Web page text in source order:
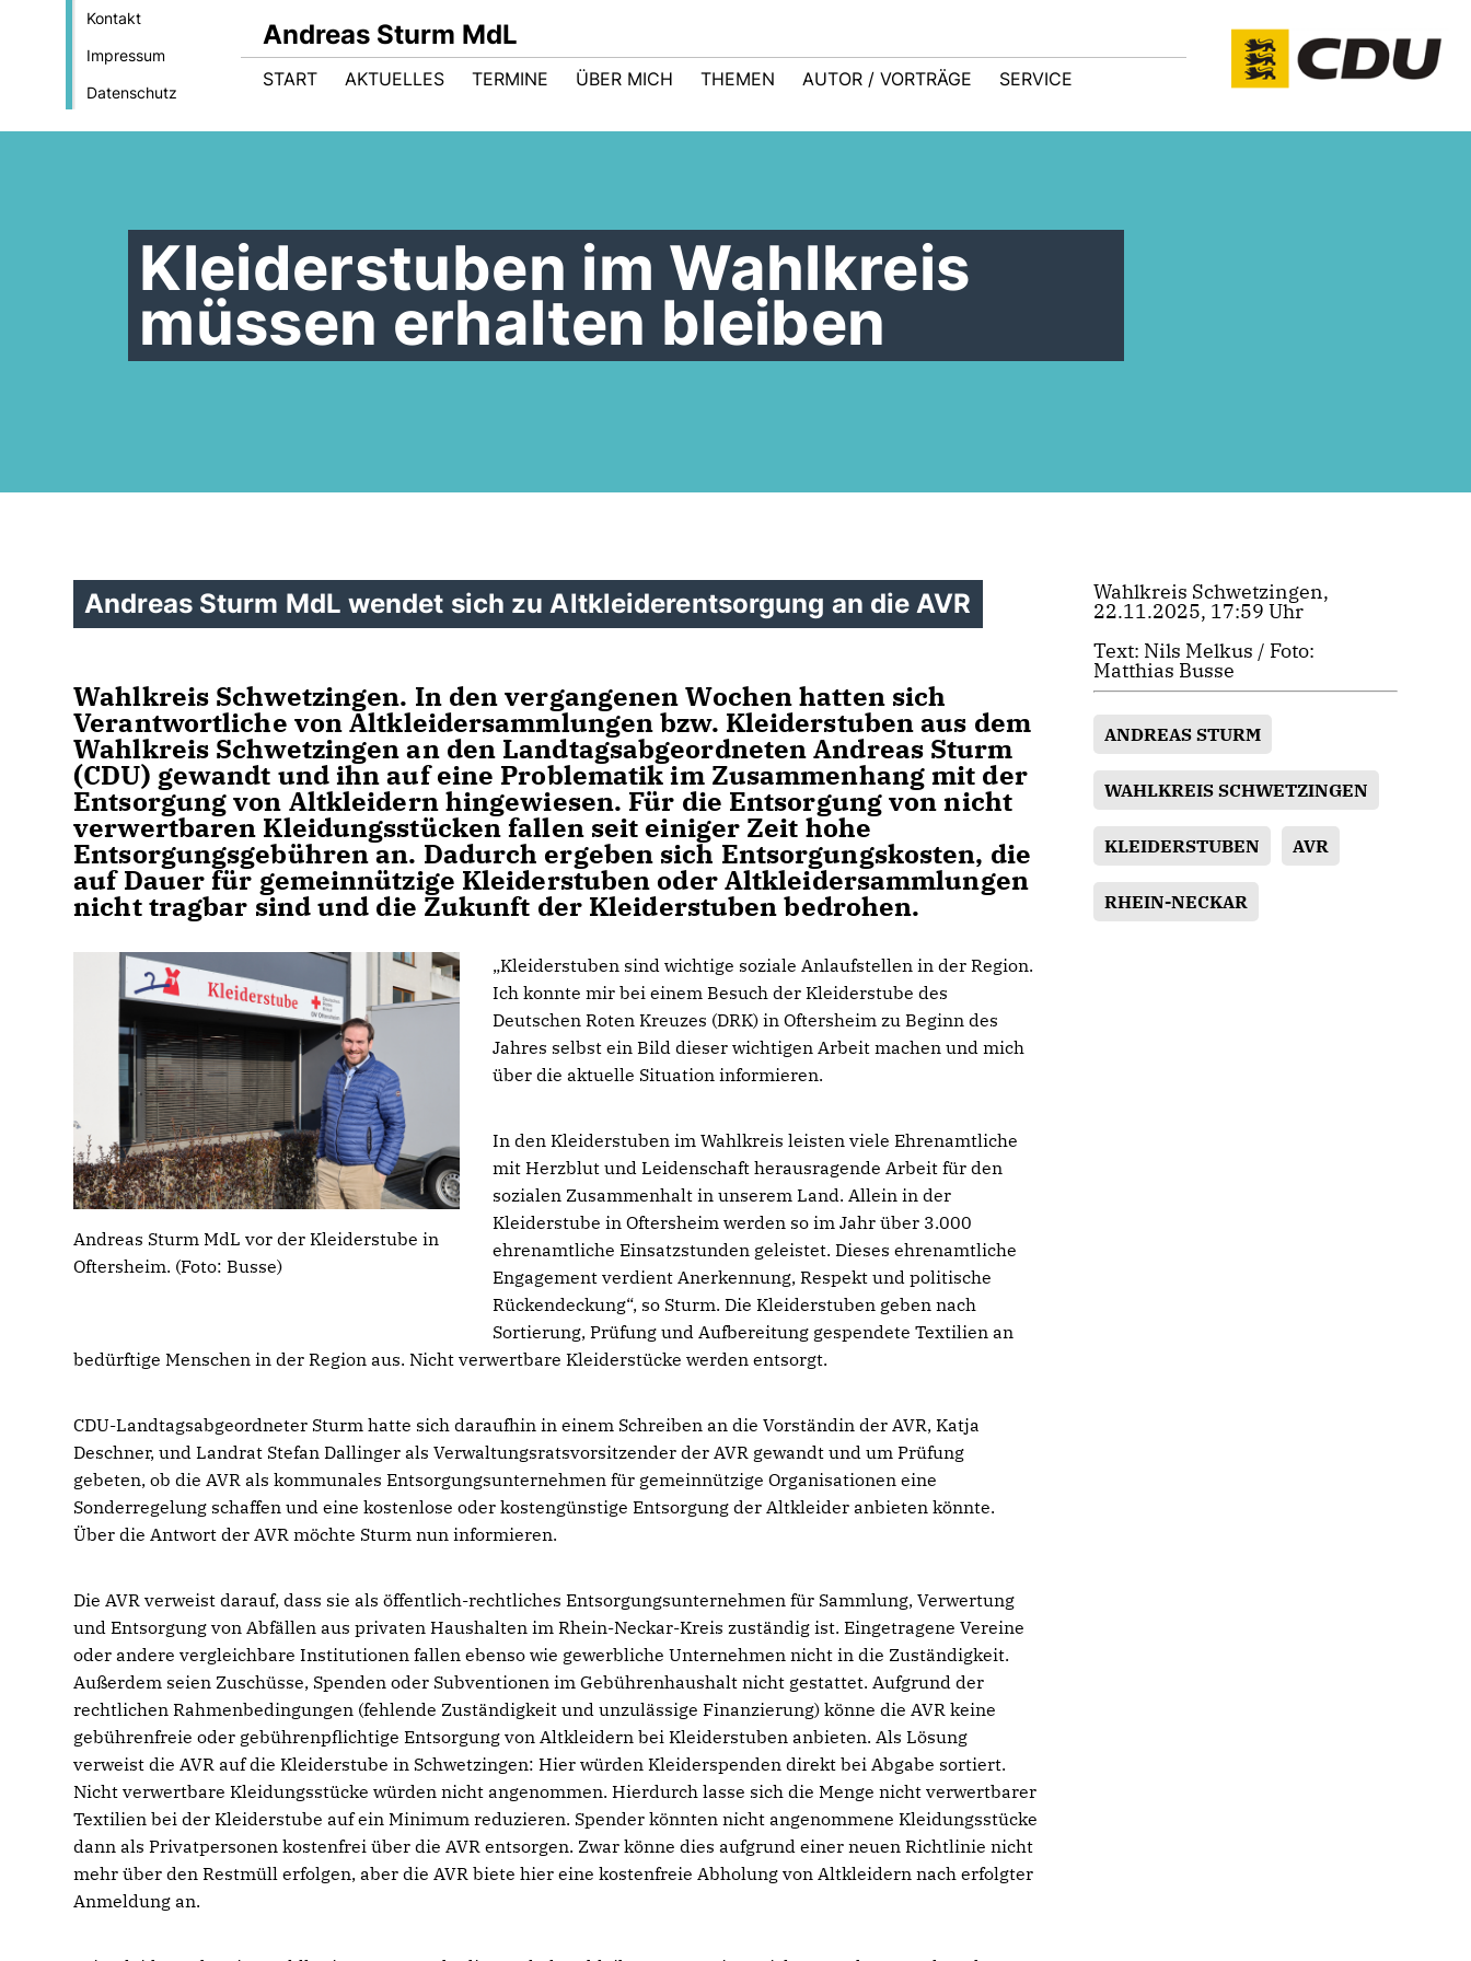
Kontakt
Impressum
Datenschutz
Andreas Sturm MdL
START AKTUELLES TERMINE ÜBER MICH THEMEN AUTOR / VORTRÄGE SERVICE
Kleiderstuben im Wahlkreis
müssen erhalten bleiben
Andreas Sturm MdL wendet sich zu Altkleiderentsorgung an die AVR
Wahlkreis Schwetzingen. In den vergangenen Wochen hatten sich
Verantwortliche von Altkleidersammlungen bzw. Kleiderstuben aus dem
Wahlkreis Schwetzingen an den Landtagsabgeordneten Andreas Sturm
(CDU) gewandt und ihn auf eine Problematik im Zusammenhang mit der
Entsorgung von Altkleidern hingewiesen. Für die Entsorgung von nicht
verwertbaren Kleidungsstücken fallen seit einiger Zeit hohe
Entsorgungsgebühren an. Dadurch ergeben sich Entsorgungskosten, die
auf Dauer für gemeinnützige Kleiderstuben oder Altkleidersammlungen
nicht tragbar sind und die Zukunft der Kleiderstuben bedrohen.
Andreas Sturm MdL vor der Kleiderstube in
Oftersheim. (Foto: Busse)
Kleiderstuben sind wichtige soziale Anlaufstellen in der Region.
Ich konnte mir bei einem Besuch der Kleiderstube des
Deutschen Roten Kreuzes (DRK) in Oftersheim zu Beginn des
Jahres selbst ein Bild dieser wichtigen Arbeit machen und mich
über die aktuelle Situation informieren.
In den Kleiderstuben im Wahlkreis leisten viele Ehrenamtliche
mit Herzblut und Leidenschaft herausragende Arbeit für den
sozialen Zusammenhalt in unserem Land. Allein in der
Kleiderstube in Oftersheim werden so im Jahr über 3.000
ehrenamtliche Einsatzstunden geleistet. Dieses ehrenamtliche
Engagement verdient Anerkennung, Respekt und politische
Rückendeckung“, so Sturm. Die Kleiderstuben geben nach
Sortierung, Prüfung und Aufbereitung gespendete Textilien an
bedürftige Menschen in der Region aus. Nicht verwertbare Kleiderstücke werden entsorgt.
CDU-Landtagsabgeordneter Sturm hatte sich daraufhin in einem Schreiben an die Vorständin der AVR, Katja
Deschner, und Landrat Stefan Dallinger als Verwaltungsratsvorsitzender der AVR gewandt und um Prüfung
gebeten, ob die AVR als kommunales Entsorgungsunternehmen für gemeinnützige Organisationen eine
Sonderregelung schaffen und eine kostenlose oder kostengünstige Entsorgung der Altkleider anbieten könnte.
Über die Antwort der AVR möchte Sturm nun informieren.
Die AVR verweist darauf, dass sie als öffentlich-rechtliches Entsorgungsunternehmen für Sammlung, Verwertung
und Entsorgung von Abfällen aus privaten Haushalten im Rhein-Neckar-Kreis zuständig ist. Eingetragene Vereine
oder andere vergleichbare Institutionen fallen ebenso wie gewerbliche Unternehmen nicht in die Zuständigkeit.
Außerdem seien Zuschüsse, Spenden oder Subventionen im Gebührenhaushalt nicht gestattet. Aufgrund der
rechtlichen Rahmenbedingungen (fehlende Zuständigkeit und unzulässige Finanzierung) könne die AVR keine
gebührenfreie oder gebührenpflichtige Entsorgung von Altkleidern bei Kleiderstuben anbieten. Als Lösung
verweist die AVR auf die Kleiderstube in Schwetzingen: Hier würden Kleiderspenden direkt bei Abgabe sortiert.
Nicht verwertbare Kleidungsstücke würden nicht angenommen. Hierdurch lasse sich die Menge nicht verwertbarer
Textilien bei der Kleiderstube auf ein Minimum reduzieren. Spender könnten nicht angenommene Kleidungsstücke
dann als Privatpersonen kostenfrei über die AVR entsorgen. Zwar könne dies aufgrund einer neuen Richtlinie nicht
mehr über den Restmüll erfolgen, aber die AVR biete hier eine kostenfreie Abholung von Altkleidern nach erfolgter
Anmeldung an.
Wahlkreis Schwetzingen,
22.11.2025, 17:59 Uhr
Text: Nils Melkus / Foto:
Matthias Busse
ANDREAS STURM
WAHLKREIS SCHWETZINGEN
KLEIDERSTUBEN AVR
RHEIN-NECKAR